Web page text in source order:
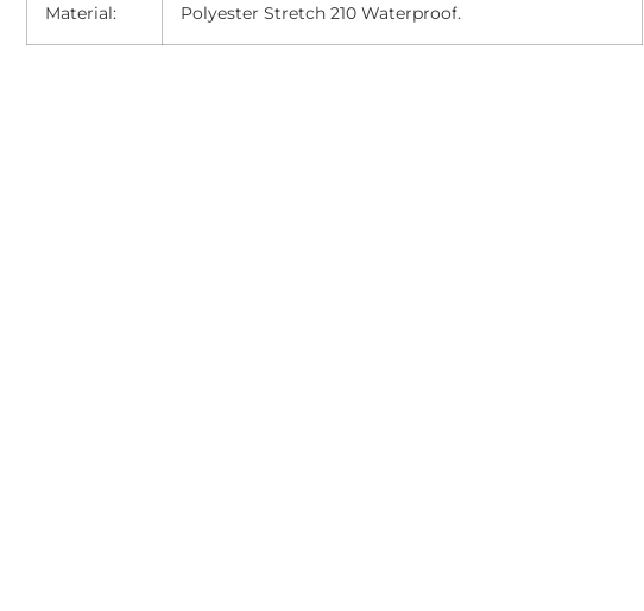
Material: Polyester Stretch 210 Waterproof.